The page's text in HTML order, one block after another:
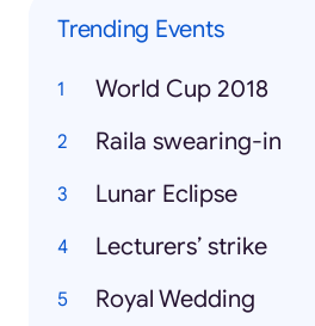
Trending Events
World Cup 2018
Raila swearing-in
Lunar Eclipse
Lecturers’ strike
Royal Wedding